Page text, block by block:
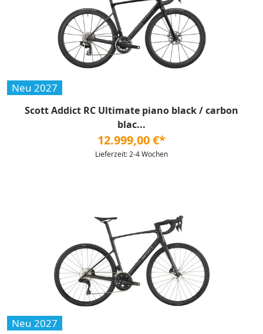
Neu 2027
Scott Addict RC Ultimate piano black / carbon
blac...
12.999,00 €*
Lieferzeit: 2-4 Wochen
Neu 2027